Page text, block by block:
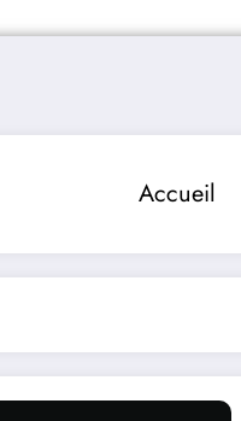
Accueil